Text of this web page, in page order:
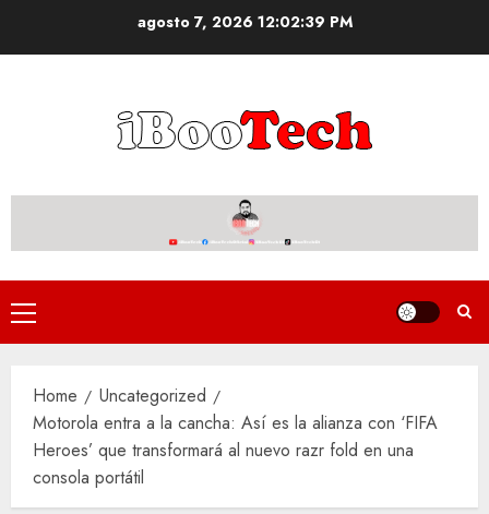
agosto 7, 2026 12:02:39 PM
Primary
Menu
Home
Uncategorized
Motorola entra a la cancha: Así es la alianza con ‘FIFA
Heroes’ que transformará al nuevo razr fold en una
consola portátil